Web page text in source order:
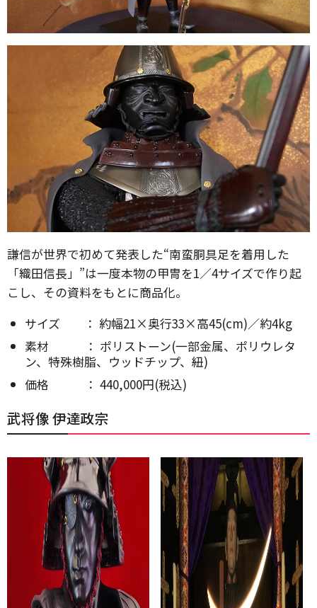
謙信が世界で初めて発表した“南蛮胴具足を着用した
「織田信長」”は一度本物の甲冑を1／4サイズで作り起
こし、その資料をもとに商品化。
サイズ ： 約幅21×奥行33×高45(cm)／約4kg
素材 ： ポリストーン(一部金属、ポリウレタ
ン、特殊樹脂、ウッドチップ、紐)
価格 ： 440,000円(税込)
武将像 伊達政宗